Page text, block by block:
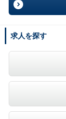
求人を探す